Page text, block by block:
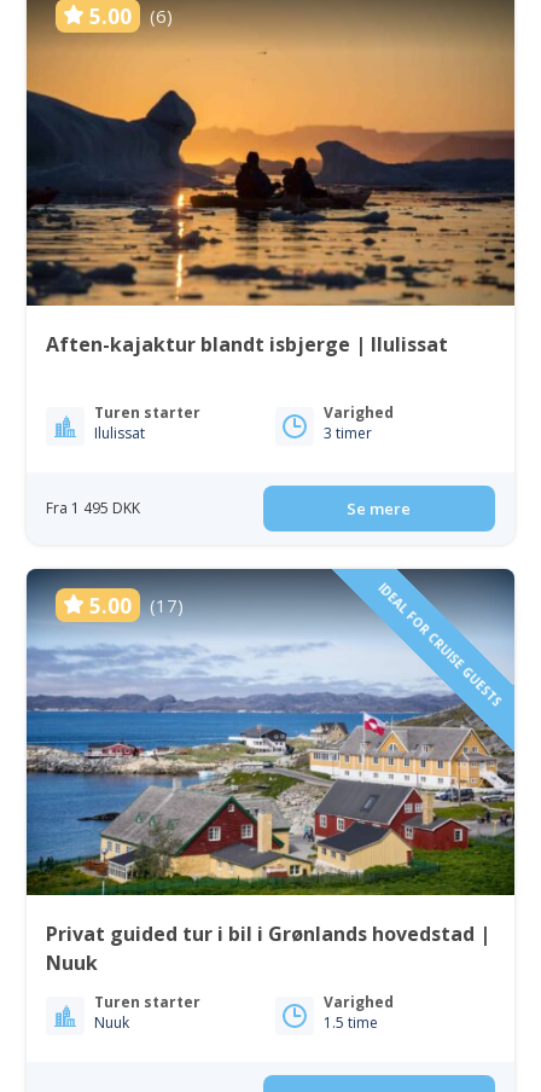
5.00 (6)
Aften-kajaktur blandt isbjerge | Ilulissat
Turen starter
Ilulissat
Varighed
3 timer
Fra 1 495 DKK Se mere
5.00 (17) IDEAL FOR CRUISE GUESTS
Privat guided tur i bil i Grønlands hovedstad |
Nuuk
Turen starter
Nuuk
Varighed
1.5 time